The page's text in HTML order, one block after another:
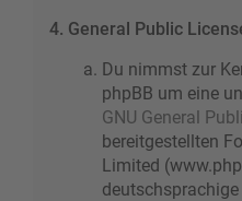
4. General Public
Du nimmst zur
phpBB um eine
GNU General
bereitgestellten
Limited